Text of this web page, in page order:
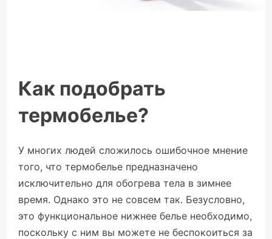
Как подобрать
термобелье?
У многих людей сложилось ошибочное мнение
того, что термобелье предназначено
исключительно для обогрева тела в зимнее
время. Однако это не совсем так. Безусловно,
это функциональное нижнее белье необходимо,
поскольку с ним вы можете не беспокоиться за